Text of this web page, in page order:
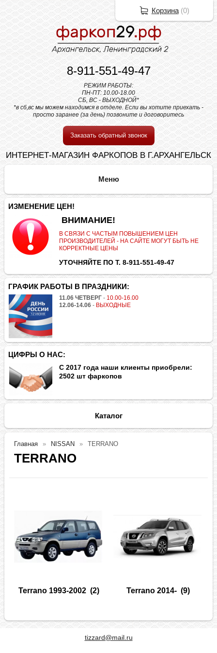
8-911-551-49-47
РЕЖИМ РАБОТЫ:
ПН-ПТ: 10.00-18.00
СБ, ВС - ВЫХОДНОЙ*
*в сб,вс мы можем находимся в отделе. Если вы хотите приехать -
просто заранее (за день) позвоните и договоритесь
Заказать обратный звонок
ИНТЕРНЕТ-МАГАЗИН ФАРКОПОВ В Г.АРХАНГЕЛЬСК
ИЗМЕНЕНИЕ ЦЕН!
ВНИМАНИЕ!
В СВЯЗИ С ЧАСТЫМ ПОВЫШЕНИЕМ ЦЕН
ПРОИЗВОДИТЕЛЕЙ - НА САЙТЕ МОГУТ БЫТЬ НЕ
КОРРЕКТНЫЕ ЦЕНЫ
УТОЧНЯЙТЕ ПО Т. 8-911-551-49-47
ГРАФИК РАБОТЫ В ПРАЗДНИКИ:
11.06 ЧЕТВЕРГ - 10.00-16.00
12.06-14.06 - ВЫХОДНЫЕ
ЦИФРЫ О НАС:
С 2017 года наши клиенты приобрели:
2502 шт фаркопов
Каталог
Главная NISSAN TERRANO
TERRANO
Terrano 1993-2002 (2) Terrano 2014-(9)
tizzard@mail.ru
Корзина(0)